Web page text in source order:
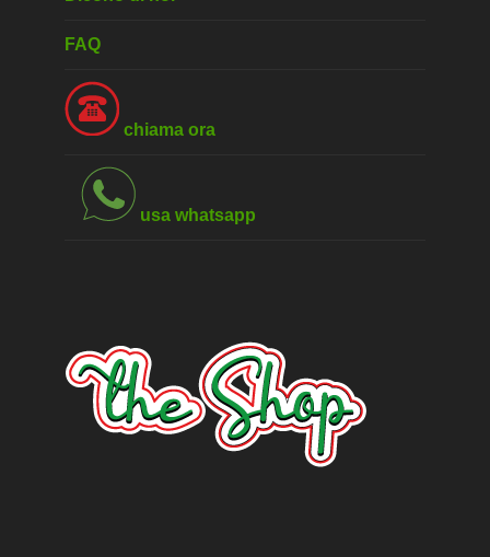
FAQ
chiama ora
usa whatsapp